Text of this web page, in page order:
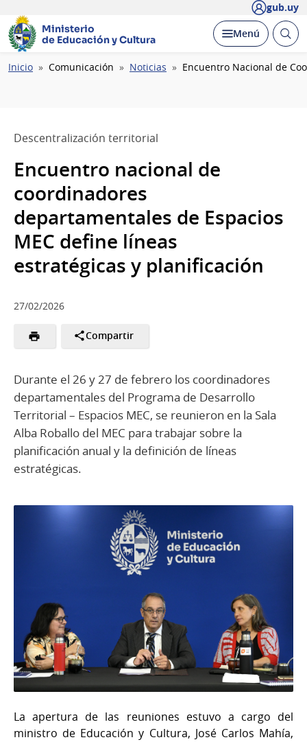
gub.uy
Ministerio
de Educación y Cultura
Desplegar
Menú Abrir
Ruta
Inicio Comunicación Noticias Encuentro Nacional de
Descentralización territorial
Encuentro nacional de
coordinadores
departamentales de Espacios
MEC define líneas
estratégicas y planificación
27/02/2026
Compartir
Durante el 26 y 27 de febrero los coordinadores
departamentales del Programa de Desarrollo
Territorial – Espacios MEC, se reunieron en la Sala
Alba Roballo del MEC para trabajar sobre la
planificación anual y la definición de líneas
estratégicas.
La apertura de las reuniones estuvo a cargo del
ministro de Educación y Cultura, José Carlos Mahía,